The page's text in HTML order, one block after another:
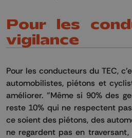
Pour les
vigilance
Pour les conducteurs du TEC,
automobilistes, piétons et
améliorer. "Même si 90% des
reste 10% qui ne respectent
ce soient des piétons, des
ne regardent pas en